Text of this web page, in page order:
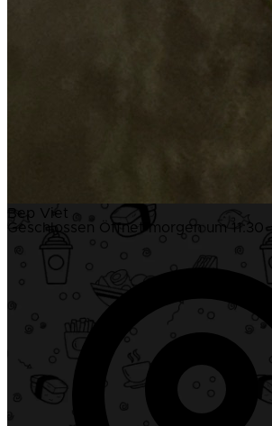
Bep Viet
Geschlossen Öffnet morgen um 11:30